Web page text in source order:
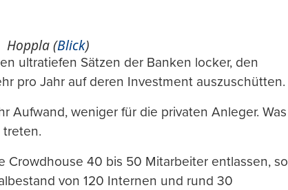
Hoppla (Blick)
ultratiefen Sätzen der Banken locker, den
pro Jahr auf deren Investment auszuschütten.
Aufwand, weniger für die privaten Anleger. Was
treten.
Crowdhouse 40 bis 50 Mitarbeiter entlassen, so
von 120 Internen und rund 30